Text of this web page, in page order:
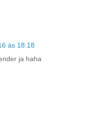
às 18:18
ja haha